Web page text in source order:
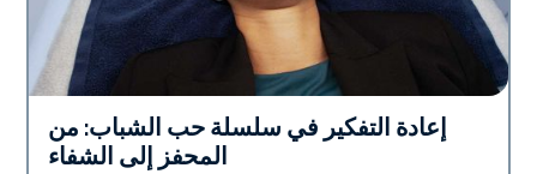
صحة الجلد
إعادة التفكير في سلسلة حب الشباب: من
المحفز إلى الشفاء